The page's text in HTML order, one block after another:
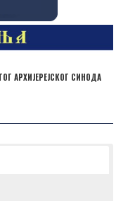
АРХИЈЕРЕЈСКОГ СИНОДА